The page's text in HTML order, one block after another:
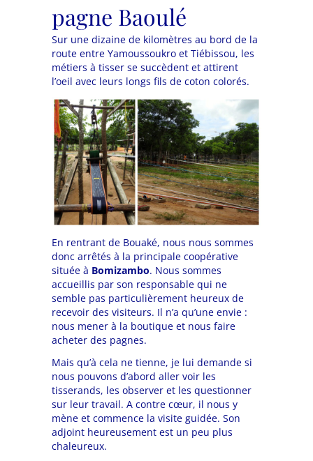
pagne Baoulé
Sur une dizaine de kilomètres au bord de la
route entre Yamoussoukro et Tiébissou, les
métiers à tisser se succèdent et attirent
l’oeil avec leurs longs fils de coton colorés.
En rentrant de Bouaké, nous nous sommes
donc arrêtés à la principale coopérative
située à Bomizambo. Nous sommes
accueillis par son responsable qui ne
semble pas particulièrement heureux de
recevoir des visiteurs. Il n’a qu’une envie :
nous mener à la boutique et nous faire
acheter des pagnes.
Mais qu’à cela ne tienne, je lui demande si
nous pouvons d’abord aller voir les
tisserands, les observer et les questionner
sur leur travail. A contre cœur, il nous y
mène et commence la visite guidée. Son
adjoint heureusement est un peu plus
chaleureux.